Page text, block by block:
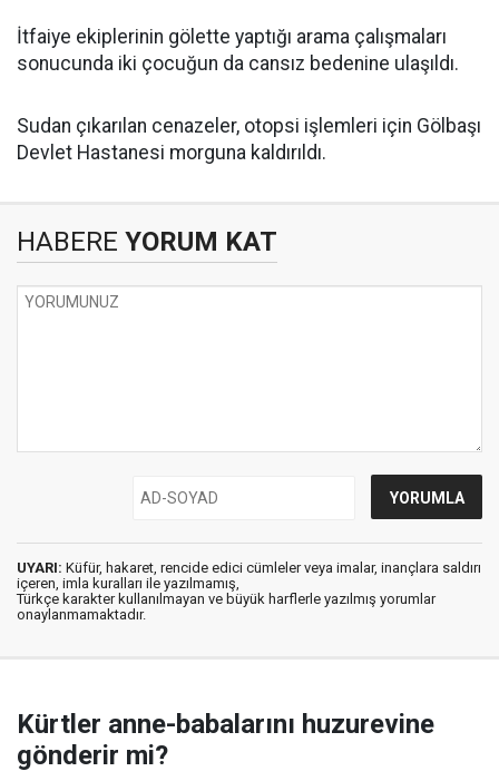
İtfaiye ekiplerinin gölette yaptığı arama çalışmaları
sonucunda iki çocuğun da cansız bedenine ulaşıldı.
Sudan çıkarılan cenazeler, otopsi işlemleri için Gölbaşı
Devlet Hastanesi morguna kaldırıldı.
HABERE YORUM KAT
UYARI: Küfür, hakaret, rencide edici cümleler veya imalar, inançlara saldırı
içeren, imla kuralları ile yazılmamış,
Türkçe karakter kullanılmayan ve büyük harflerle yazılmış yorumlar
onaylanmamaktadır.
Kürtler anne-babalarını huzurevine
gönderir mi?